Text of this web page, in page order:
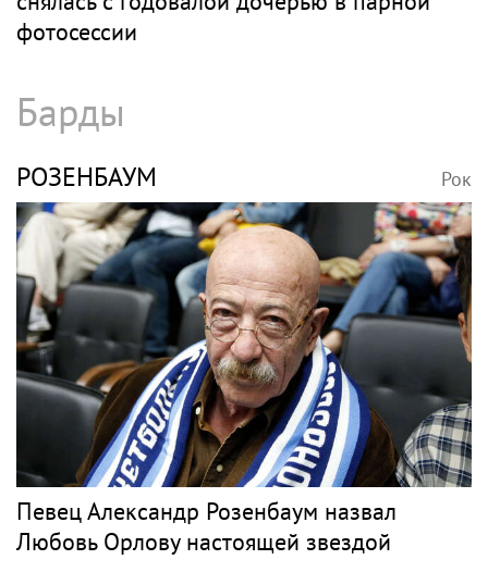
фотосессии
Барды
РОЗЕНБАУМ Рок
Певец Александр Розенбаум назвал
Любовь Орлову настоящей звездой